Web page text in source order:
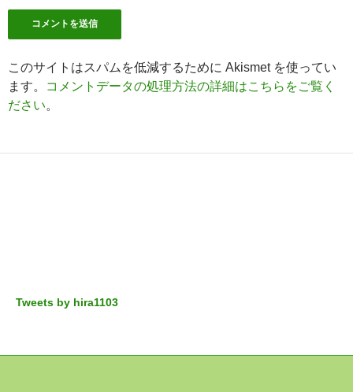
このサイトはスパムを低減するために Akismet を使ってい
ます。
コメントデータの処理方法の詳細はこちらをご覧く
ださい。
Tweets by hira1103